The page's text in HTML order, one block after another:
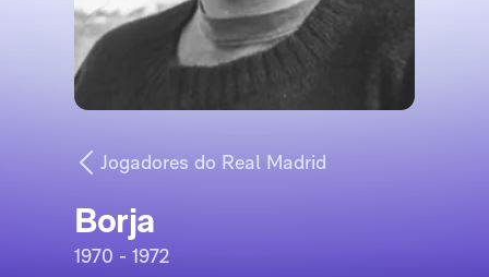
Jogadores do Real Madrid
Borja
1970 - 1972